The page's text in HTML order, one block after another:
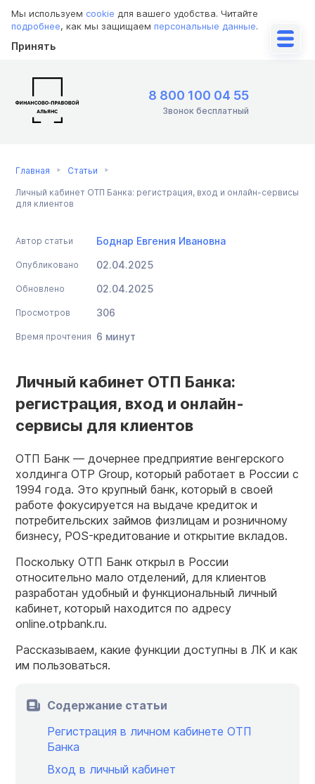
Мы используем cookie для вашего удобства. Читайте
подробнее, как мы защищаем персональные данные.
Принять
8 800 100 04 55
Звонок бесплатный
Главная Статьи
Личный кабинет ОТП Банка: регистрация, вход и онлайн-сервисы
для клиентов
Автор статьи Боднар Евгения Ивановна
Опубликовано 02.04.2025
Обновлено 02.04.2025
Просмотров 306
Время прочтения 6 минут
Личный кабинет ОТП Банка:
регистрация, вход и онлайн-
сервисы для клиентов
ОТП Банк — дочернее предприятие венгерского
холдинга OTP Group, который работает в России с
1994 года. Это крупный банк, который в своей
работе фокусируется на выдаче кредиток и
потребительских займов физлицам и розничному
бизнесу, POS-кредитование и открытие вкладов.
Поскольку ОТП Банк открыл в России
относительно мало отделений, для клиентов
разработан удобный и функциональный личный
кабинет, который находится по адресу
online.otpbank.ru.
Рассказываем, какие функции доступны в ЛК и как
им пользоваться.
Содержание статьи
Регистрация в личном кабинете ОТП
Банка
Вход в личный кабинет